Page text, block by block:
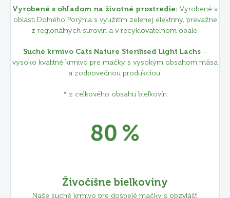
Vyrobené s ohľadom na životné prostredie: Vyrobené v
oblasti Dolného Porýnia s využitím zelenej elektriny, prevažne
z regionálnych surovín a v recyklovateľnom obale.
Suché krmivo Cats Nature Sterilised Light Lachs–
vysoko kvalitné krmivo pre mačky s vysokým obsahom mäsa
a zodpovednou produkciou.
* z celkového obsahu bielkovín
Živočíšne bielkoviny
Naše suché krmivo pre dospelé mačky s obzvlášť